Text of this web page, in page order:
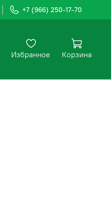
+7 (966) 250-17-70
Избранное Корзина